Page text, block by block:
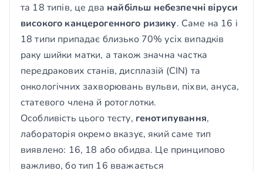
та 18 типів, це два найбільш небезпечні віруси
високого канцерогенного ризику. Саме на 16 і
18 типи припадає близько 70% усіх випадків
раку шийки матки, а також значна частка
передракових станів, дисплазій (CIN) та
онкологічних захворювань вульви, піхви, ануса,
статевого члена й ротоглотки.
Особливість цього тесту, генотипування,
лабораторія окремо вказує, який саме тип
виявлено: 16, 18 або обидва. Це принципово
важливо, бо тип 16 вважається